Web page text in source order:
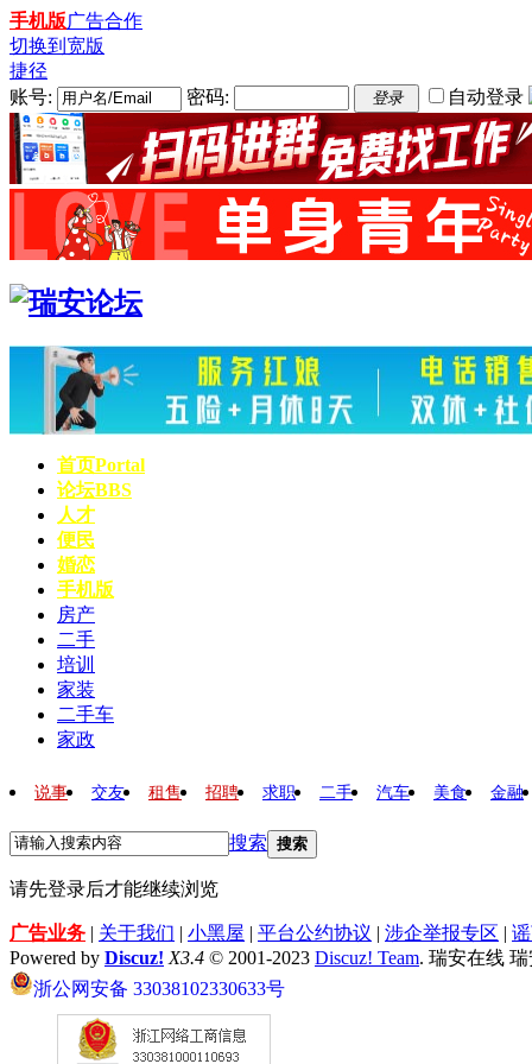
手机版广告合作
切换到宽版
捷径
账号:
密码: 登录 自动登录
首页Portal
论坛BBS
人才
便民
婚恋
手机版
房产
二手
培训
家装
二手车
家政
说事 交友 租售 招聘 求职 二手 汽车 美食 金融
搜索 搜索
请先登录后才能继续浏览
广告业务 | 关于我们 | 小黑屋 | 平台公约协议 | 涉企举报专区 |
Powered by Discuz! X3.4 © 2001-2023 Discuz! Team. 瑞安在线
浙公网安备 33038102330633号